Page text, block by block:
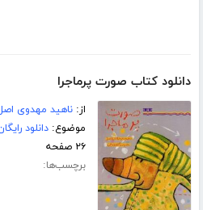
دانلود کتاب صورت پرماجرا
از:ناهید مهدوی
موضوع:دانلود
۲۶ صفحه
برچسب‌ها: